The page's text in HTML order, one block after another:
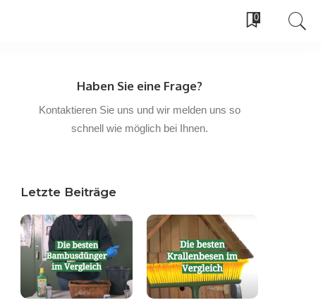
0
Haben Sie eine Frage?
Kontaktieren Sie uns und wir melden uns so
schnell wie möglich bei Ihnen.
Letzte Beiträge